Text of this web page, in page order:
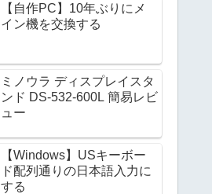
【自作PC】10年ぶりにメ
イン機を交換する
ミノウラ ディスプレイスタ
ンド DS-532-600L 簡易レビ
ュー
【Windows】USキーボー
ド配列通りの日本語入力に
する